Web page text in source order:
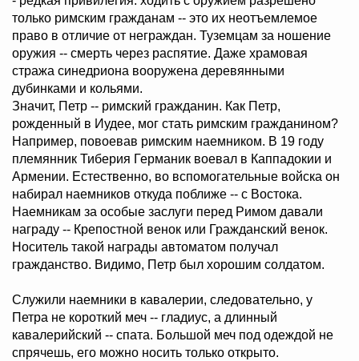
только римским гражданам -- это их неотъемлемое
право в отличие от неграждан. Туземцам за ношение
оружия -- смерть через распятие. Даже храмовая
стража синедриона вооружена деревянными
дубинками и кольями.
Значит, Петр -- римский гражданин. Как Петр,
рожденный в Иудее, мог стать римским гражданином?
Например, повоевав римским наемником. В 19 году
племянник Тиберия Германик воевал в Каппадокии и
Армении. Естественно, во вспомогательные войска он
набирал наемников откуда поближе -- с Востока.
Наемникам за особые заслуги перед Римом давали
награду -- Крепостной венок или Гражданский венок.
Носитель такой награды автоматом получал
гражданство. Видимо, Петр был хорошим солдатом.
Служили наемники в кавалерии, следовательно, у
Петра не короткий меч -- гладиус, а длинный
кавалерийский -- спата. Большой меч под одеждой не
спрячешь, его можно носить только открыто.